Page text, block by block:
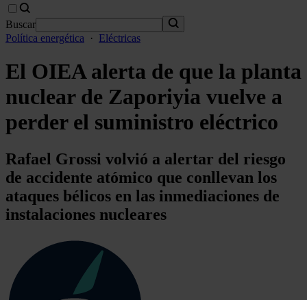
Buscar
Política energética
· Eléctricas
El OIEA alerta de que la planta
nuclear de Zaporiyia vuelve a
perder el suministro eléctrico
Rafael Grossi volvió a alertar del riesgo
de accidente atómico que conllevan los
ataques bélicos en las inmediaciones de
instalaciones nucleares